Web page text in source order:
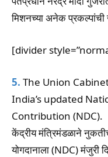
मिशनच्या अनेक
[divider
5. The Union
India’s updated
Contribution (NDC).
केंद्रीय मंत्रिमंडळाने नुकतीच
योगदानाला (NDC) मंजुरी